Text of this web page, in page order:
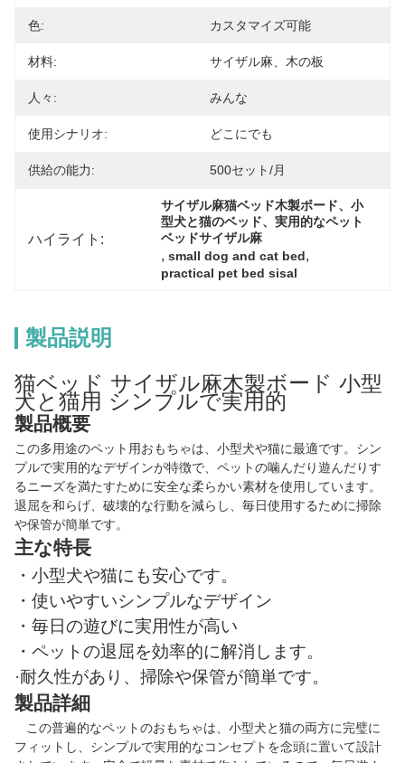
色: カスタマイズ可能
材料: サイザル麻、木の板
人々: みんな
使用シナリオ: どこにでも
供給の能力: 500セット/月
ハイライト:
サイザル麻猫ベッド木製ボード、小
型犬と猫のベッド、実用的なペット
ベッドサイザル麻
, small dog and cat bed,
practical pet bed sisal
製品説明
猫ベッド サイザル麻木製ボード 小型
犬と猫用 シンプルで実用的
製品概要
この多用途のペット用おもちゃは、小型犬や猫に最適です。シン
プルで実用的なデザインが特徴で、ペットの噛んだり遊んだりす
るニーズを満たすために安全な柔らかい素材を使用しています。
退屈を和らげ、破壊的な行動を減らし、毎日使用するために掃除
や保管が簡単です。
主な特長
・小型犬や猫にも安心です。
・使いやすいシンプルなデザイン
・毎日の遊びに実用性が高い
・ペットの退屈を効率的に解消します。
·耐久性があり、掃除や保管が簡単です。
製品詳細
この普遍的なペットのおもちゃは、小型犬と猫の両方に完璧に
フィットし、シンプルで実用的なコンセプトを念頭に置いて設計